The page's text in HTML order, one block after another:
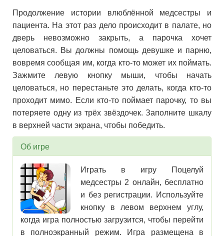
Продолжение истории влюблённой медсестры и
пациента. На этот раз дело происходит в палате, но
дверь невозможно закрыть, а парочка хочет
целоваться. Вы должны помощь девушке и парню,
вовремя сообщая им, когда кто-то может их поймать.
Зажмите левую кнопку мыши, чтобы начать
целоваться, но перестаньте это делать, когда кто-то
проходит мимо. Если кто-то поймает парочку, то вы
потеряете одну из трёх звёздочек. Заполните шкалу
в верхней части экрана, чтобы победить.
Об игре
Играть в игру Поцелуй
медсестры 2 онлайн, бесплатно
и без регистрации. Используйте
кнопку в левом верхнем углу,
когда игра полностью загрузится, чтобы перейти
в полноэкранный режим. Игра размещена в